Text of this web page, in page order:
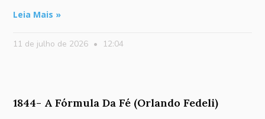
Leia Mais »
11 de julho de 2026 12:04
1844- A Fórmula Da Fé (Orlando Fedeli)